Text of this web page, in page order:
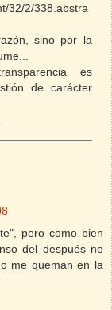
32/2/338.abstra
sino por la
es
de carácter
pero como bien
del después no
me queman en la